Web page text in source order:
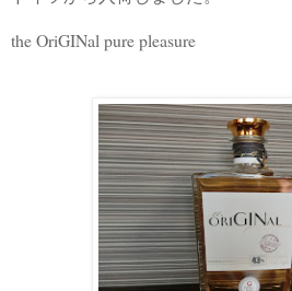
the OriGINal pure pleasure